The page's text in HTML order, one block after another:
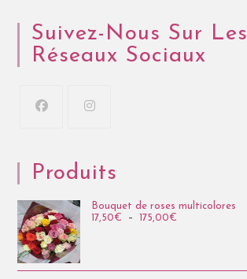
Suivez-Nous Sur Les
Réseaux Sociaux
Produits
Bouquet de roses multicolores
17,50€ – 175,00€